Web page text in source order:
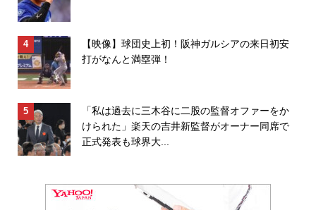
【映像】球団史上初！阪神ガルシアの来日初安
打がなんと満塁弾！
「私は過去に三木谷に二股の監督オファーをか
けられた」楽天の吉井新監督がオーナー同席で
正式発表も球界大...